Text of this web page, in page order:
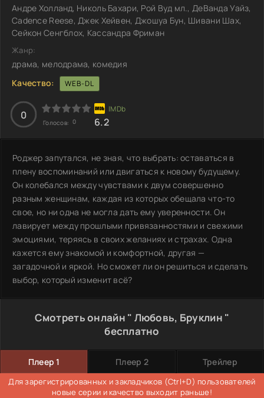
Андре Холланд, Николь Бахари, Рой Вуд мл., ДеВанда Уайз,
Cadence Reese, Джек Хейвен, Джошуа Бун, Шивани Шах,
Сейкон Сенгблох, Кассандра Фриман
Жанр:
драма, мелодрама, комедия
Качество:
WEB-DL
0
Голосов: 0 6.2
Роджер запутался, не зная, что выбрать: оставаться в
плену воспоминаний или двигаться к новому будущему.
Он колебался между чувствами к двум совершенно
разным женщинам, каждая из которых обещала что-то
свое, но ни одна не могла дать ему уверенности. Он
лавирует между прошлыми привязанностями и свежими
эмоциями, теряясь в своих желаниях и страхах. Одна
кажется ему знакомой и комфортной, другая —
загадочной и яркой. Но сможет ли он решиться и сделать
выбор, который изменит всё?
Смотреть онлайн " Любовь, Бруклин "
бесплатно
Плеер 1 Плеер 2 Трейлер
Для зарегистрированных и закладчиков (Ctrl+D) пользователей
новые серии и качество выходит раньше!